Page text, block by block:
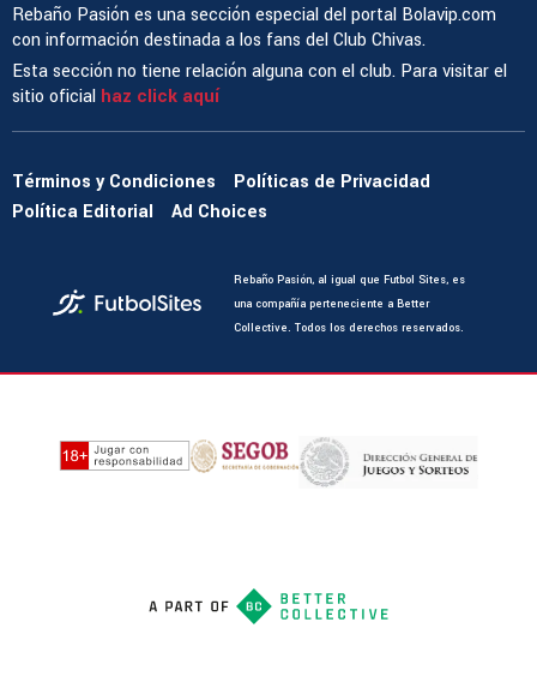
Rebaño Pasión es una sección especial del portal Bolavip.com
con información destinada a los fans del Club Chivas.
Esta sección no tiene relación alguna con el club. Para visitar el
sitio oficial haz click aquí
Términos y Condiciones
Políticas de Privacidad
Política Editorial
Ad Choices
Rebaño Pasión, al igual que Futbol Sites, es
una compañía perteneciente a Better
Collective. Todos los derechos reservados.